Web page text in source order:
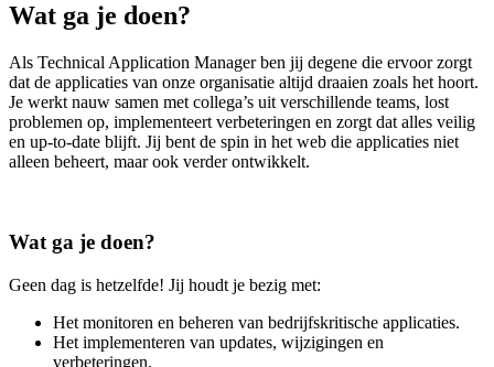
Wat ga je doen?
Als Technical Application Manager ben jij degene die ervoor zorgt
dat de applicaties van onze organisatie altijd draaien zoals het hoort.
Je werkt nauw samen met collega’s uit verschillende teams, lost
problemen op, implementeert verbeteringen en zorgt dat alles veilig
en up-to-date blijft. Jij bent de spin in het web die applicaties niet
alleen beheert, maar ook verder ontwikkelt.
Wat ga je doen?
Geen dag is hetzelfde! Jij houdt je bezig met:
Het monitoren en beheren van bedrijfskritische applicaties.
Het implementeren van updates, wijzigingen en
verbeteringen.